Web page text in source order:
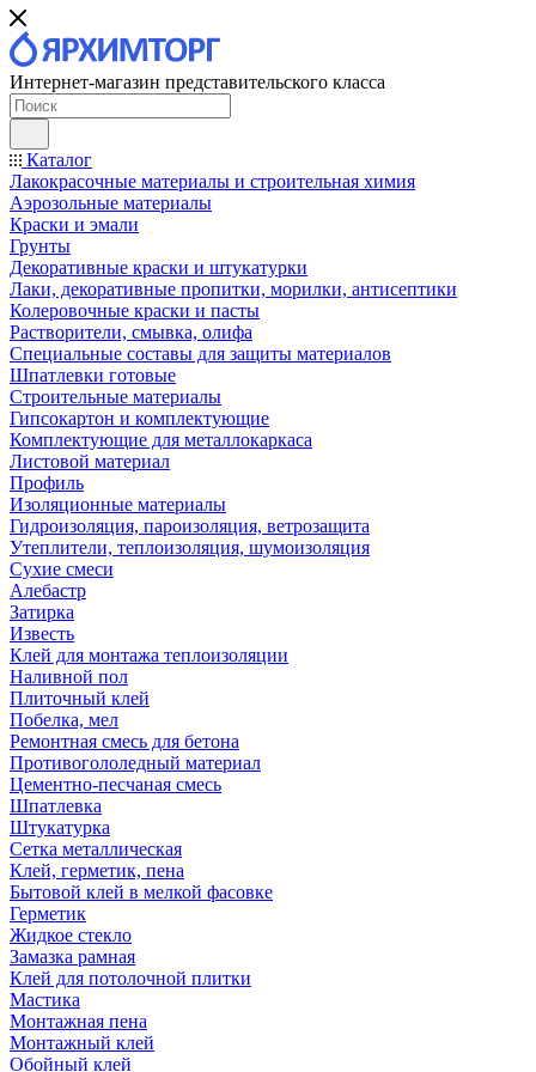
Интернет-магазин представительского класса
Каталог
Лакокрасочные материалы и строительная химия
Аэрозольные материалы
Краски и эмали
Грунты
Декоративные краски и штукатурки
Лаки, декоративные пропитки, морилки, антисептики
Колеровочные краски и пасты
Растворители, смывка, олифа
Специальные составы для защиты материалов
Шпатлевки готовые
Строительные материалы
Гипсокартон и комплектующие
Комплектующие для металлокаркаса
Листовой материал
Профиль
Изоляционные материалы
Гидроизоляция, пароизоляция, ветрозащита
Утеплители, теплоизоляция, шумоизоляция
Сухие смеси
Алебастр
Затирка
Известь
Клей для монтажа теплоизоляции
Наливной пол
Плиточный клей
Побелка, мел
Ремонтная смесь для бетона
Противогололедный материал
Цементно-песчаная смесь
Шпатлевка
Штукатурка
Сетка металлическая
Клей, герметик, пена
Бытовой клей в мелкой фасовке
Герметик
Жидкое стекло
Замазка рамная
Клей для потолочной плитки
Мастика
Монтажная пена
Монтажный клей
Обойный клей